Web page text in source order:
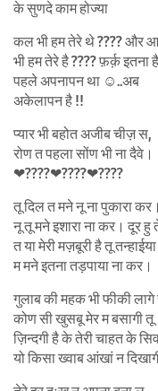
के सुणदे काम होज्या
कल भी हम तेरे थे ???? और
भी हम तेरे है ???? फ़र्क़ इतना है
पहले अपनापन था ☺..अब
अकेलापन है !!
प्यार भी बहोत अजीब चीज़ स,
रोण त पहला सोंण भी ना दैवे।
❤????❤????❤????
तू दिल त मने नू ना पुकारा कर।
नू तू मने इशारा ना कर। दूर हु
त या मेरी मज़बूरी है तू तन्हाईया
म मने इतना तड़पाया ना कर।
गुलाब की महक भी फीकी लागे
कोण सी खुसबू मेर म बसागी
ज़िन्दगी है के तेरी चाहत के
यो किसा ख्वाब आंखां न